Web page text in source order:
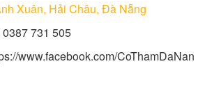
Xuân, Hải Châu, Đà Nẵng
0387 731 505
www.facebook.com/CoThamDaNan